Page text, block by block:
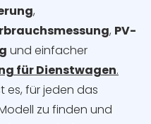
,
, PV-
und einfacher
für Dienstwagen.
es, für jeden das
zu finden und